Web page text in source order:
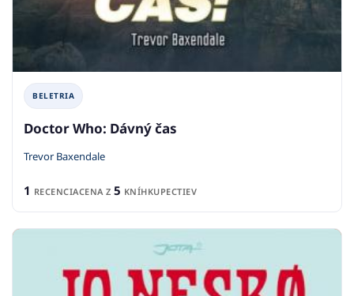
BELETRIA
Doctor Who: Dávný čas
Trevor Baxendale
1 RECENCIACENA Z 5 KNÍHKUPECTIEV